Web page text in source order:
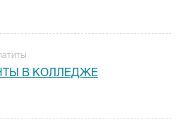
В КОЛЛЕДЖЕ